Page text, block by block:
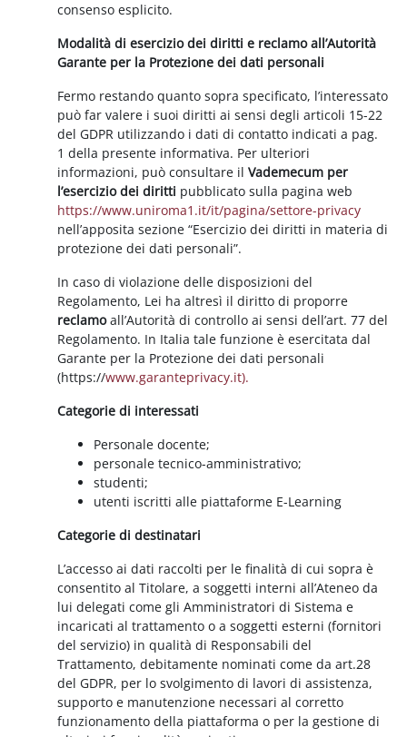
consenso esplicito.
Modalità di esercizio dei diritti e reclamo all’Autorità
Garante per la Protezione dei dati personali
Fermo restando quanto sopra specificato, l’interessato
può far valere i suoi diritti ai sensi degli articoli 15-22
del GDPR utilizzando i dati di contatto indicati a pag.
1 della presente informativa. Per ulteriori
informazioni, può consultare ilVademecum per
l’esercizio dei diritti pubblicato sulla pagina web
https://www.uniroma1.it/it/pagina/settore-privacy
nell’apposita sezione “Esercizio dei diritti in materia di
protezione dei dati personali”.
In caso di violazione delle disposizioni del
Regolamento, Lei ha altresì il diritto di proporre
reclamoall’Autorità di controllo ai sensi dell’art. 77 del
Regolamento. In Italia tale funzione è esercitata dal
Garante per la Protezione dei dati personali
(https://www.garanteprivacy.it).
Categorie di interessati
Personale docente;
personale tecnico-amministrativo;
studenti;
utenti iscritti alle piattaforme E-Learning
Categorie di destinatari
L’accesso ai dati raccolti per le finalità di cui sopra è
consentito al Titolare, a soggetti interni all’Ateneo da
lui delegati come gli Amministratori di Sistema e
incaricati al trattamento o a soggetti esterni (fornitori
del servizio) in qualità di Responsabili del
Trattamento, debitamente nominati come da art.28
del GDPR, per lo svolgimento di lavori di assistenza,
supporto e manutenzione necessari al corretto
funzionamento della piattaforma o per la gestione di